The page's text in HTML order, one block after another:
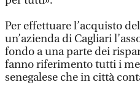
Per effettuare l’acquisto
un’azienda di Cagliari
fondo a una parte dei
fanno riferimento tutti i
senegalese che in città